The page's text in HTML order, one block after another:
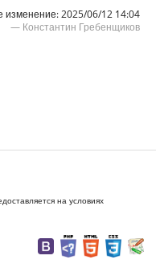
изменение:2025/06/12 14:04
— Константин Гребенщиков
на условиях